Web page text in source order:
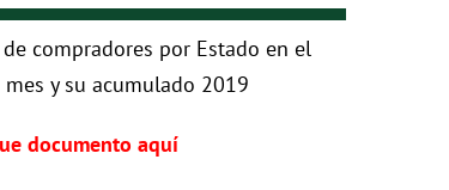
compradores por Estado en el
y su acumulado 2019
documento aquí